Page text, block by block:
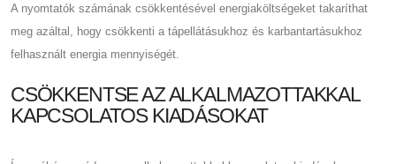
A nyomtatók számának csökkentésével energiaköltségeket takaríthat
meg azáltal, hogy csökkenti a tápellátásukhoz és karbantartásukhoz
felhasznált energia mennyiségét.
CSÖKKENTSE AZ ALKALMAZOTTAKKAL
KAPCSOLATOS KIADÁSOKAT